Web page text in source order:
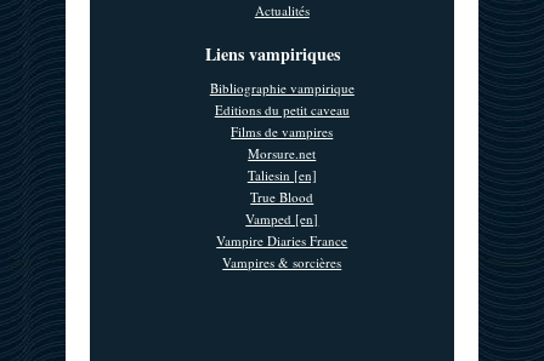
Actualités
Liens vampiriques
Bibliographie vampirique
Editions du petit caveau
Films de vampires
Morsure.net
Taliesin [en]
True Blood
Vamped [en]
Vampire Diaries France
Vampires & sorcières